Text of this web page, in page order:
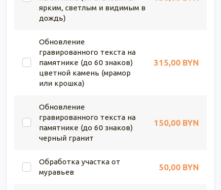
ярким, светлым и видимым в
дождь)
Обновление
гравированного текста на
памятнике (до 60 знаков)
цветной камень (мрамор
или крошка)
315,00 BYN
Обновление
гравированного текста на
памятнике (до 60 знаков)
черный гранит
150,00 BYN
Обработка участка от
муравьев
50,00 BYN